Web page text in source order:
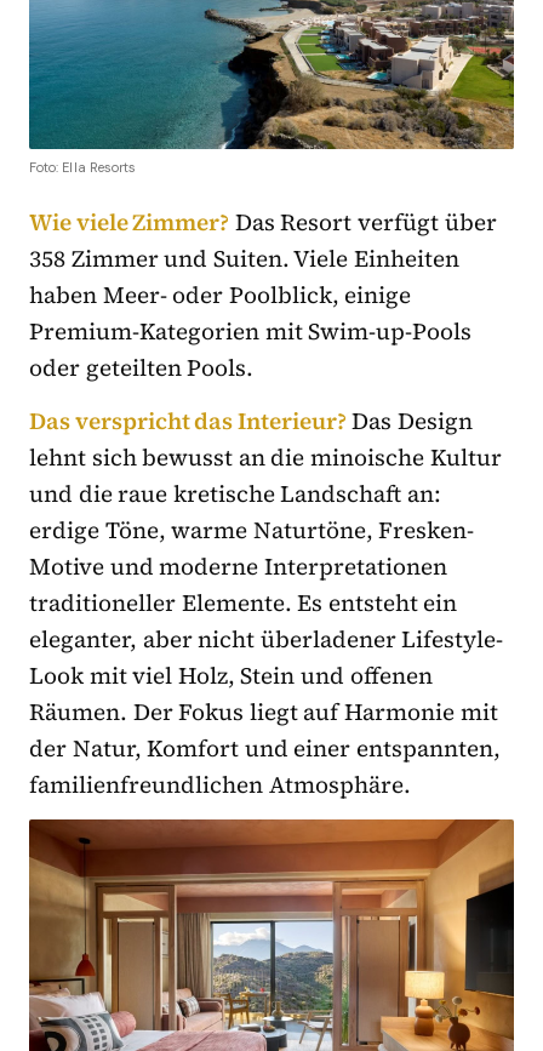
Foto: Ella Resorts
Wie viele Zimmer? Das Resort verfügt über
358 Zimmer und Suiten. Viele Einheiten
haben Meer- oder Poolblick, einige
Premium-Kategorien mit Swim-up-Pools
oder geteilten Pools.
Das verspricht das Interieur?Das Design
lehnt sich bewusst an die minoische Kultur
und die raue kretische Landschaft an:
erdige Töne, warme Naturtöne, Fresken-
Motive und moderne Interpretationen
traditioneller Elemente. Es entsteht ein
eleganter, aber nicht überladener Lifestyle-
Look mit viel Holz, Stein und offenen
Räumen. Der Fokus liegt auf Harmonie mit
der Natur, Komfort und einer entspannten,
familienfreundlichen Atmosphäre.